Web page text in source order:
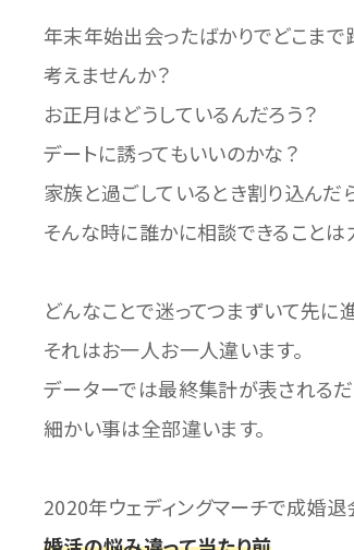
年末年始出会ったばかりでどこま
考えませんか？
お正月はどうしているんだろう？
デートに誘ってもいいのかな？
家族と過ごしているとき割り込んだ
そんな時に誰かに相談できること
どんなことで迷ってつまずいて先に
それはお一人お一人違います。
データーでは最終集計が表される
細かい事は全部違います。
2020年ウェディングマーチで成婚